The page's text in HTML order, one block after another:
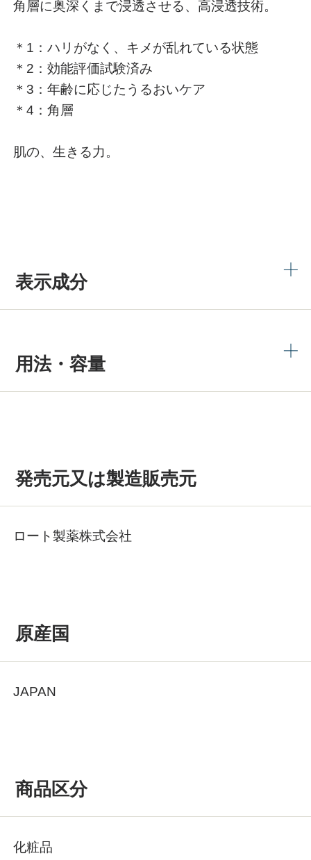
角層に奥深くまで浸透させる、高浸透技術。
＊1：ハリがなく、キメが乱れている状態
＊2：効能評価試験済み
＊3：年齢に応じたうるおいケア
＊4：角層
肌の、生きる力。
表示成分
用法・容量
発売元又は製造販売元
ロート製薬株式会社
原産国
JAPAN
商品区分
化粧品